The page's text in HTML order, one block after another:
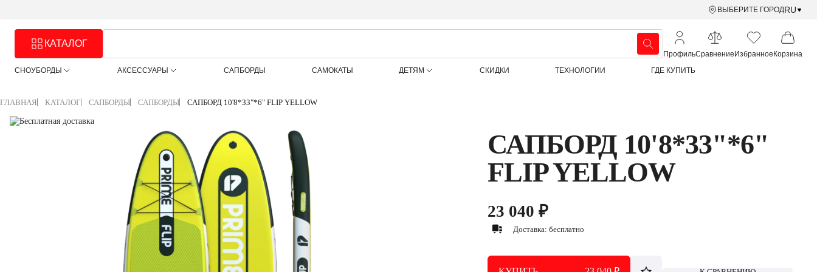
ВЫБЕРИТЕ ГОРОДRU
КАТАЛОГ
СНОУБОРДЫ АКСЕССУАРЫ САПБОРДЫ САМОКАТЫ ДЕТЯМ СКИДКИ ТЕХНОЛОГИИ ГДЕ КУПИТЬ
ПрофильСравнение Избранное Корзина
ГЛАВНАЯ КАТАЛОГ САПБОРДЫ САПБОРДЫ САПБОРД 10'8*33"*6" FLIP YELLOW
САПБОРД 10'8*33"*6"
FLIP YELLOW
23 040 ₽
Доставка: бесплатно